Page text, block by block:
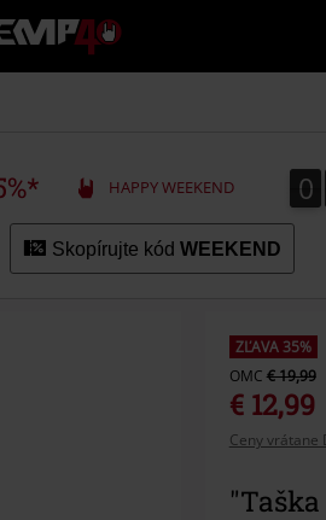
EMP
-
Hudba,
Merch
hráčov,
Alternatívna
HAPPY WEEKEND 0
0
Skopírujte kód WEEKEND
ZĽAVA 35%
OMC € 19,99
€ 12,99
Ceny vrátane